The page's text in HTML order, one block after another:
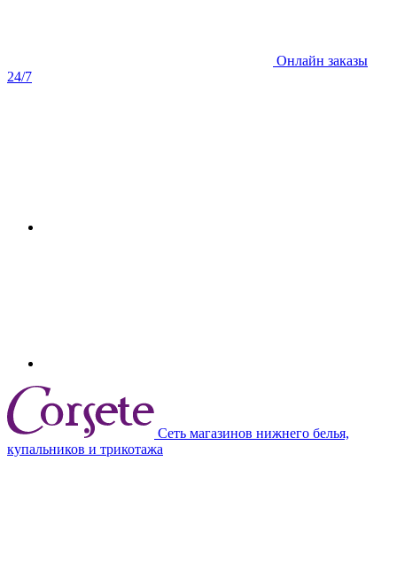
Онлайн заказы
24/7
Сеть магазинов нижнего белья,
купальников и трикотажа